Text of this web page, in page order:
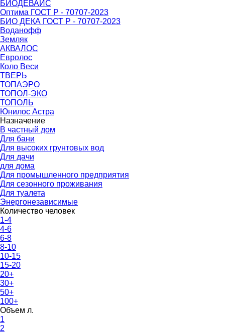
БИОДЕВАЙС
Оптима ГОСТ Р - 70707-2023
БИО ДЕКА ГОСТ Р - 70707-2023
Воданофф
Земляк
АКВАЛОС
Евролос
Коло Веси
ТВЕРЬ
ТОПАЭРО
ТОПОЛ-ЭКО
ТОПОЛЬ
Юнилос Астра
Назначение
В частный дом
Для бани
Для высоких грунтовых вод
Для дачи
для дома
Для промышленного предприятия
Для сезонного проживания
Для туалета
Энергонезависимые
Количество человек
1-4
4-6
6-8
8-10
10-15
15-20
20+
30+
50+
100+
Объем л.
1
2